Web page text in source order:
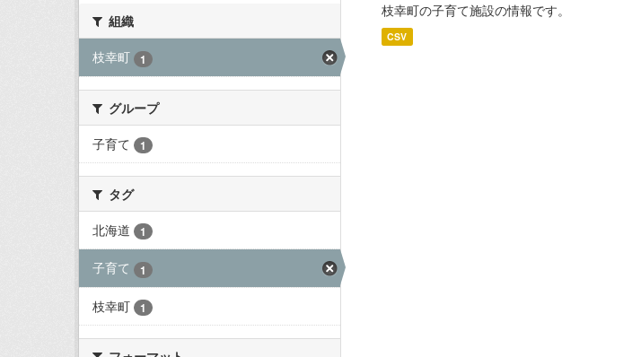
組織
枝幸町
1
グループ
子育て
1
タグ
北海道
1
子育て 1
枝幸町 1
枝幸町の子育て施設の情報です。
CSV